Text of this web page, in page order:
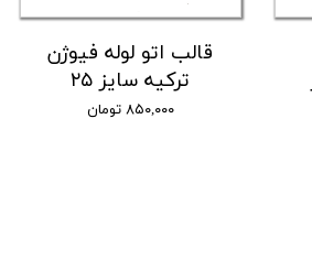
قالب اتو لوله فیوژن
ترکیه سایز ۲۵
۸۵۰,۰۰۰ تومان